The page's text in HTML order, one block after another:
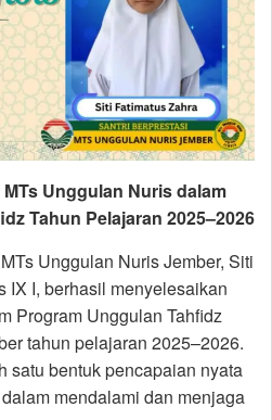
Unggulan Nuris dalam
Tahun Pelajaran 2025–2026
Unggulan Nuris Jember, Siti
IX I, berhasil menyelesaikan
Program Unggulan Tahfidz
tahun pelajaran 2025–2026.
satu bentuk pencapaian nyata
mendalami dan menjaga